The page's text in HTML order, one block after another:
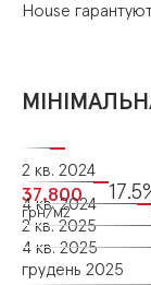
House
37.800
грн/м2
2 кв. 2024
4 кв. 2024
2 кв. 2025
4 кв. 2025
грудень 2025